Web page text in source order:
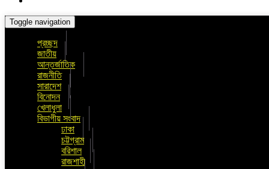
Toggle navigation
প্রচ্ছদ
জাতীয়
আন্তর্জাতিক
রাজনীতি
সারাদেশ
বিনোদন
খেলাধুলা
বিভাগীয় সংবাদ
ঢাকা
চট্টগ্রাম
বরিশাল
রাজশাহী